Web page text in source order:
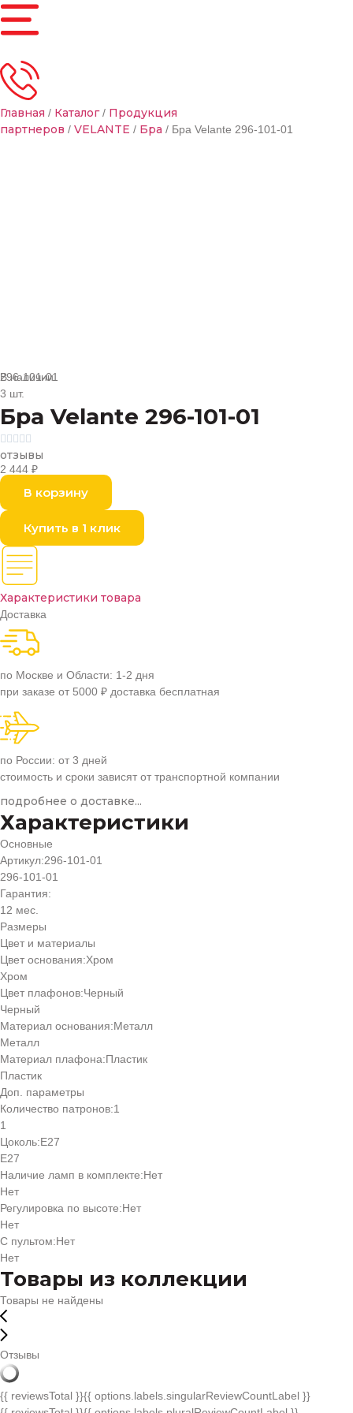
Главная / Каталог/ Продукция
партнеров / VELANTE / Бра / Бра Velante 296-101-01
В наличии
3 шт.
Бра Velante 296-101-01
296-101-01
    
отзывы
2 444 ₽
В корзину
Купить в 1 клик
Характеристики товара
Доставка
по Москве и Области: 1-2 дня
при заказе от 5000 ₽ доставка бесплатная
по России: от 3 дней
стоимость и сроки зависят от транспортной компании
подробнее о доставке...
Характеристики
Основные
Артикул:296-101-01
296-101-01
Гарантия:
12 мес.
Размеры
Цвет и материалы
Цвет основания:Хром
Хром
Цвет плафонов:Черный
Черный
Материал основания:Металл
Металл
Материал плафона:Пластик
Пластик
Доп. параметры
Количество патронов:1
1
Цоколь:Е27
Е27
Наличие ламп в комплекте:Нет
Нет
Регулировка по высоте:Нет
Нет
С пультом:Нет
Нет
Товары из коллекции
Товары не найдены
Отзывы
{{ reviewsTotal }}{{ options.labels.singularReviewCountLabel }}